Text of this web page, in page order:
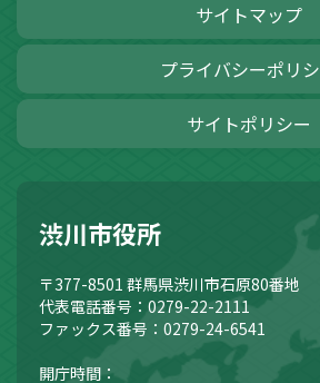
サイトマップ
プライバシーポリ
サイトポリシー
渋川市役所
〒377-8501 群馬県渋川市石原80番地
代表電話番号：0279-22-2111
ファックス番号：0279-24-6541
開庁時間：